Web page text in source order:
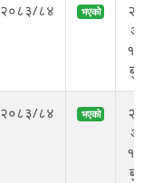
२०८३/८४ भएको
२०८३/८४ भएको